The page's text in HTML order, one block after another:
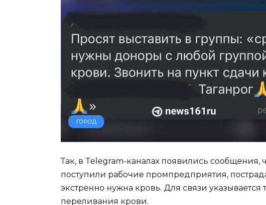
ГОРОД
Так, в Telegram-каналах появились сообщения,
поступили рабочие промпредприятия,
экстренно нужна кровь. Для связи указывается
переливания крови.